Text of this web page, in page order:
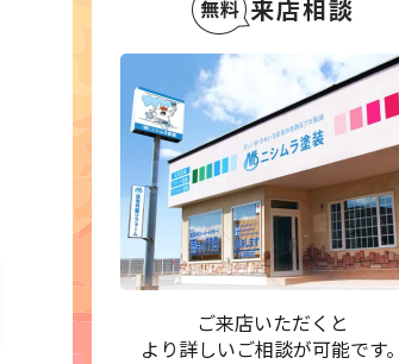
来店相談
ご来店いただくと
より詳しいご相談が可能です。